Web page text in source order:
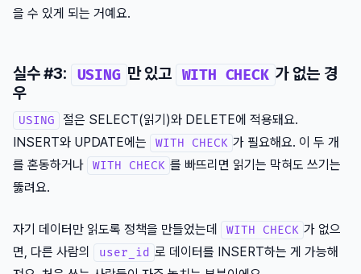
을 수 있게 되는 거예요.
실수 #3: USING 만 있고 WITH CHECK 가 없는 경
우
USING
절은 SELECT(읽기)와 DELETE에 적용돼요.
INSERT와 UPDATE에는
WITH CHECK 가 필요해요. 이 두 개
를 혼동하거나
WITH CHECK 를 빠뜨리면 읽기는 막혀도 쓰기는
뚫려요.
자기 데이터만 읽도록 정책을 만들었는데 WITH CHECK 가 없으
면, 다른 사람의
user_id 로 데이터를 INSERT하는 게 가능해